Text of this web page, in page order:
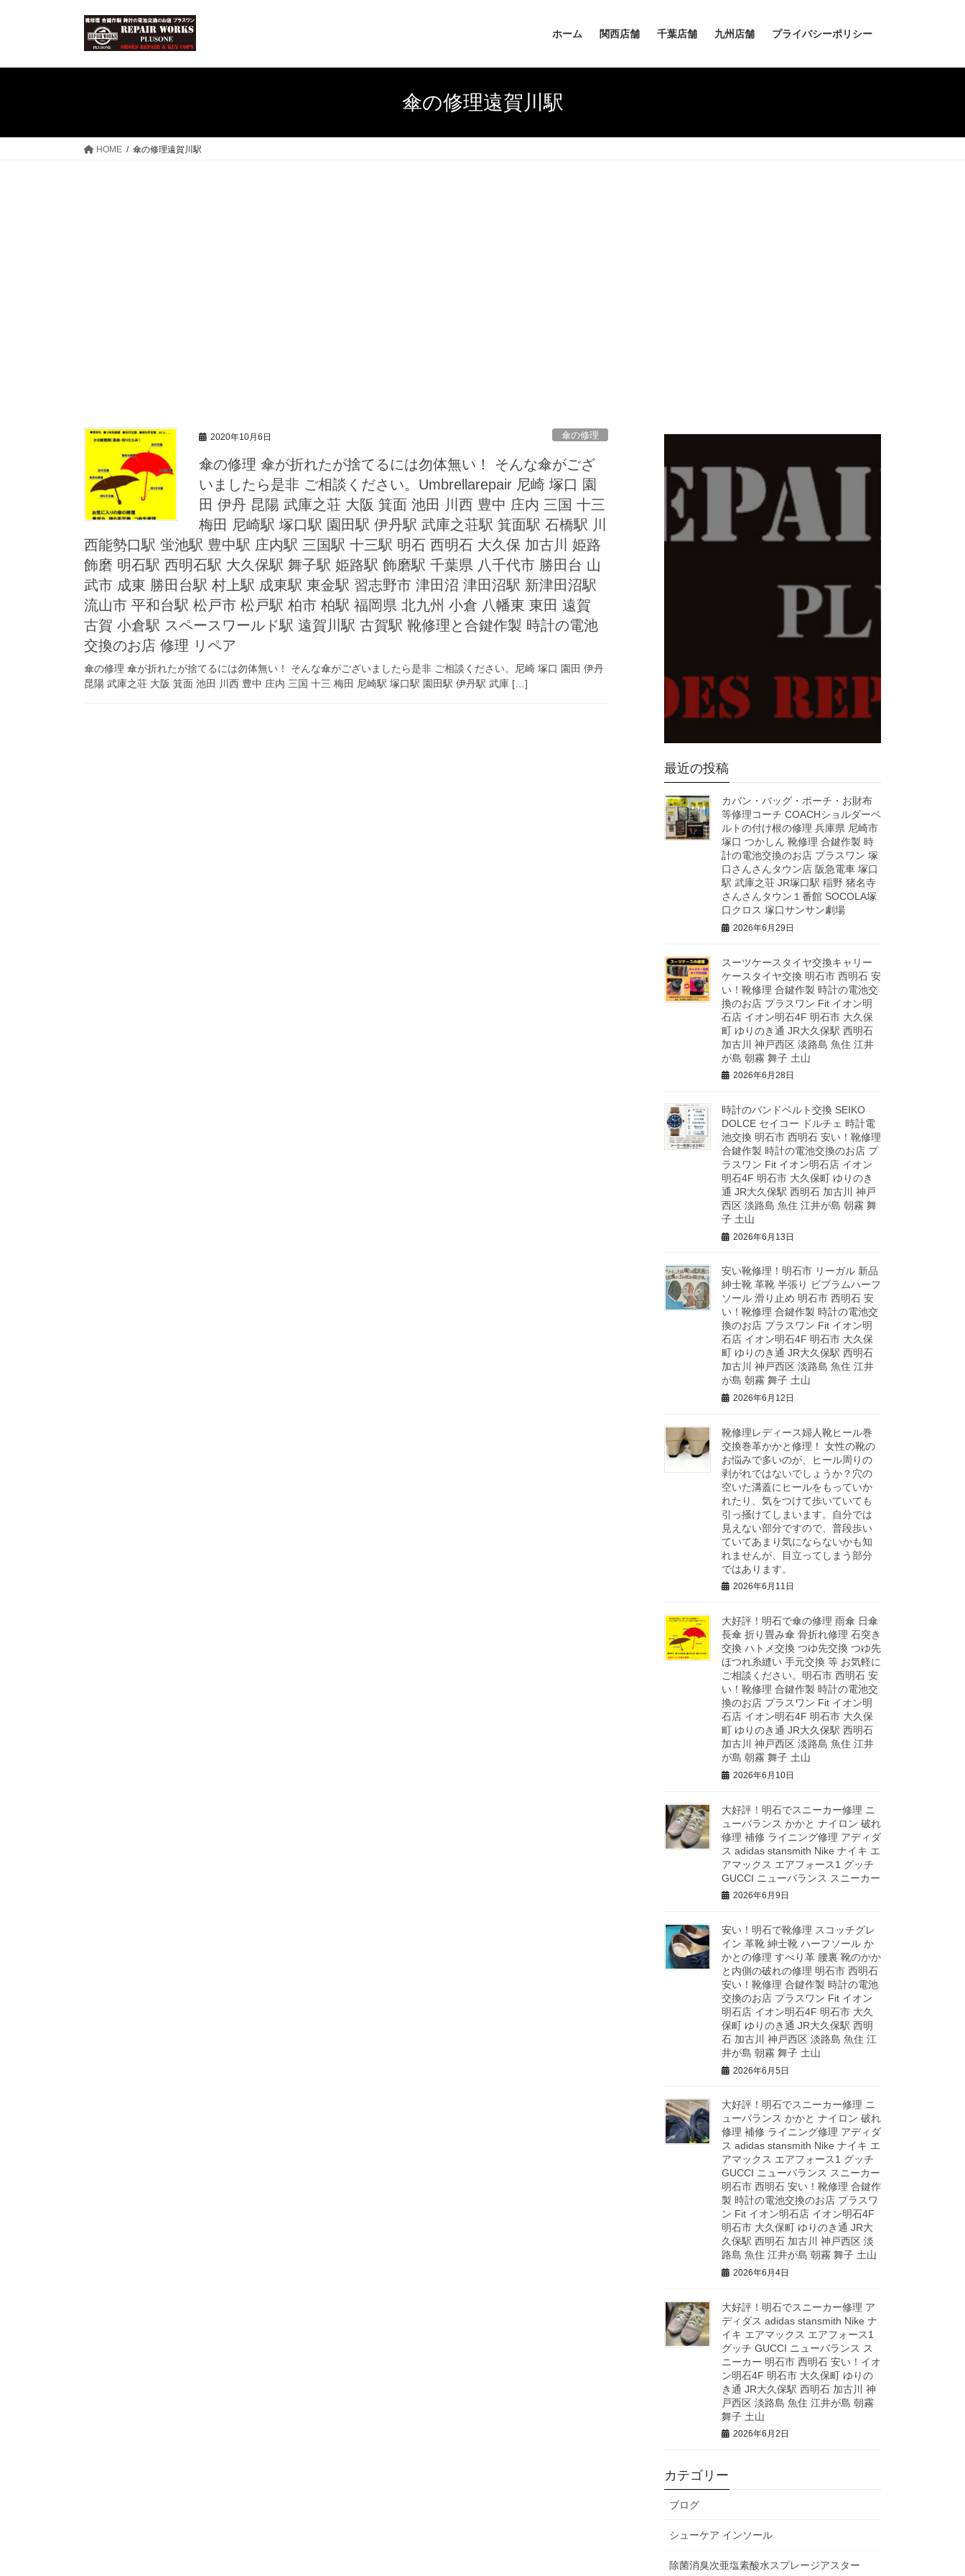
ホーム 関西店舗 千葉店舗 九州店舗 プライバシーポリシー
傘の修理遠賀川駅
HOME 傘の修理遠賀川駅
2020年10月6日 傘の修理
傘の修理 傘が折れたが捨てるには勿体無い！ そんな傘がござ
いましたら是非 ご相談ください。Umbrellarepair 尼崎 塚口 園
田 伊丹 昆陽 武庫之荘 大阪 箕面 池田 川西 豊中 庄内 三国 十三
梅田 尼崎駅 塚口駅 園田駅 伊丹駅 武庫之荘駅 箕面駅 石橋駅 川
西能勢口駅 蛍池駅 豊中駅 庄内駅 三国駅 十三駅 明石 西明石 大久保 加古川 姫路
飾磨 明石駅 西明石駅 大久保駅 舞子駅 姫路駅 飾磨駅 千葉県 八千代市 勝田台 山
武市 成東 勝田台駅 村上駅 成東駅 東金駅 習志野市 津田沼 津田沼駅 新津田沼駅
流山市 平和台駅 松戸市 松戸駅 柏市 柏駅 福岡県 北九州 小倉 八幡東 東田 遠賀
古賀 小倉駅 スペースワールド駅 遠賀川駅 古賀駅 靴修理と合鍵作製 時計の電池
交換のお店 修理 リペア
傘の修理 傘が折れたが捨てるには勿体無い！ そんな傘がございましたら是非 ご相談ください。尼崎 塚口 園田 伊丹
昆陽 武庫之荘 大阪 箕面 池田 川西 豊中 庄内 三国 十三 梅田 尼崎駅 塚口駅 園田駅 伊丹駅 武庫 […]
最近の投稿
カバン・バッグ・ポーチ・お財布
等修理コーチ COACHショルダーベ
ルトの付け根の修理 兵庫県 尼崎市
塚口 つかしん 靴修理 合鍵作製 時
計の電池交換のお店 プラスワン 塚
口さんさんタウン店 阪急電車 塚口
駅 武庫之荘 JR塚口駅 稲野 猪名寺
さんさんタウン１番館 SOCOLA塚
口クロス 塚口サンサン劇場
2026年6月29日
スーツケースタイヤ交換キャリー
ケースタイヤ交換 明石市 西明石 安
い！靴修理 合鍵作製 時計の電池交
換のお店 プラスワン Fit イオン明
石店 イオン明石4F 明石市 大久保
町 ゆりのき通 JR大久保駅 西明石
加古川 神戸西区 淡路島 魚住 江井
が島 朝霧 舞子 土山
2026年6月28日
時計のバンドベルト交換 SEIKO
DOLCE セイコー ドルチェ 時計電
池交換 明石市 西明石 安い！靴修理
合鍵作製 時計の電池交換のお店 プ
ラスワン Fit イオン明石店 イオン
明石4F 明石市 大久保町 ゆりのき
通 JR大久保駅 西明石 加古川 神戸
西区 淡路島 魚住 江井が島 朝霧 舞
子 土山
2026年6月13日
安い靴修理！明石市 リーガル 新品
紳士靴 革靴 半張り ビブラムハーフ
ソール 滑り止め 明石市 西明石 安
い！靴修理 合鍵作製 時計の電池交
換のお店 プラスワン Fit イオン明
石店 イオン明石4F 明石市 大久保
町 ゆりのき通 JR大久保駅 西明石
加古川 神戸西区 淡路島 魚住 江井
が島 朝霧 舞子 土山
2026年6月12日
靴修理レディース婦人靴ヒール巻
交換巻革かかと修理！ 女性の靴の
お悩みで多いのが、ヒール周りの
剥がれではないでしょうか？穴の
空いた溝蓋にヒールをもっていか
れたり、気をつけて歩いていても
引っ掻けてしまいます。自分では
見えない部分ですので、普段歩い
ていてあまり気にならないかも知
れませんが、目立ってしまう部分
ではあります。
2026年6月11日
大好評！明石で傘の修理 雨傘 日傘
長傘 折り畳み傘 骨折れ修理 石突き
交換 ハトメ交換 つゆ先交換 つゆ先
ほつれ糸縫い 手元交換 等 お気軽に
ご相談ください。明石市 西明石 安
い！靴修理 合鍵作製 時計の電池交
換のお店 プラスワン Fit イオン明
石店 イオン明石4F 明石市 大久保
町 ゆりのき通 JR大久保駅 西明石
加古川 神戸西区 淡路島 魚住 江井
が島 朝霧 舞子 土山
2026年6月10日
大好評！明石でスニーカー修理 ニ
ューバランス かかと ナイロン 破れ
修理 補修 ライニング修理 アディダ
ス adidas stansmith Nike ナイキ エ
アマックス エアフォース1 グッチ
GUCCI ニューバランス スニーカー
2026年6月9日
安い！明石で靴修理 スコッチグレ
イン 革靴 紳士靴 ハーフソール か
かとの修理 すべり革 腰裏 靴のかか
と内側の破れの修理 明石市 西明石
安い！靴修理 合鍵作製 時計の電池
交換のお店 プラスワン Fit イオン
明石店 イオン明石4F 明石市 大久
保町 ゆりのき通 JR大久保駅 西明
石 加古川 神戸西区 淡路島 魚住 江
井が島 朝霧 舞子 土山
2026年6月5日
大好評！明石でスニーカー修理 ニ
ューバランス かかと ナイロン 破れ
修理 補修 ライニング修理 アディダ
ス adidas stansmith Nike ナイキ エ
アマックス エアフォース1 グッチ
GUCCI ニューバランス スニーカー
明石市 西明石 安い！靴修理 合鍵作
製 時計の電池交換のお店 プラスワ
ン Fit イオン明石店 イオン明石4F
明石市 大久保町 ゆりのき通 JR大
久保駅 西明石 加古川 神戸西区 淡
路島 魚住 江井が島 朝霧 舞子 土山
2026年6月4日
大好評！明石でスニーカー修理 ア
ディダス adidas stansmith Nike ナ
イキ エアマックス エアフォース1
グッチ GUCCI ニューバランス ス
ニーカー 明石市 西明石 安い！イオ
ン明石4F 明石市 大久保町 ゆりの
き通 JR大久保駅 西明石 加古川 神
戸西区 淡路島 魚住 江井が島 朝霧
舞子 土山
2026年6月2日
カテゴリー
ブログ
シューケア インソール
除菌消臭次亜塩素酸水スプレージアスター